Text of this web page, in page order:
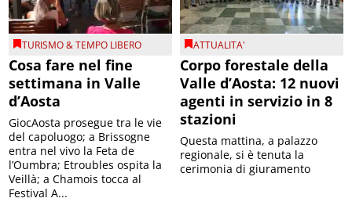
TURISMO & TEMPO LIBERO
Cosa fare nel fine
settimana in Valle
d’Aosta
GiocAosta prosegue tra le vie
del capoluogo; a Brissogne
entra nel vivo la Feta de
l’Oumbra; Etroubles ospita la
Veillà; a Chamois tocca al
Festival A...
ATTUALITA'
Corpo forestale della
Valle d’Aosta: 12 nuovi
agenti in servizio in 8
stazioni
Questa mattina, a palazzo
regionale, si è tenuta la
cerimonia di giuramento